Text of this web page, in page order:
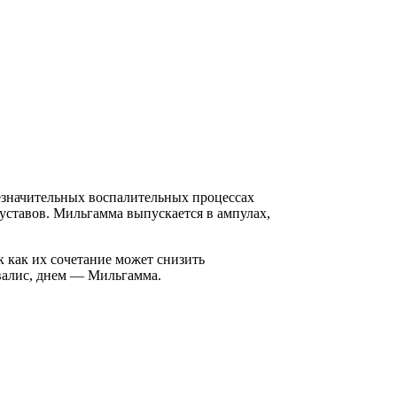
воспалительных процессах
Мильгамма выпускается в ампулах,
как их сочетание может снизить
днем — Мильгамма.